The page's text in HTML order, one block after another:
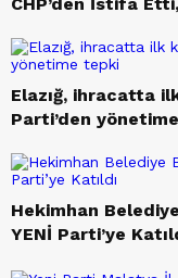
Elazığ, ihracatta
Parti’den
Hekimhan
YENİ Parti’ye